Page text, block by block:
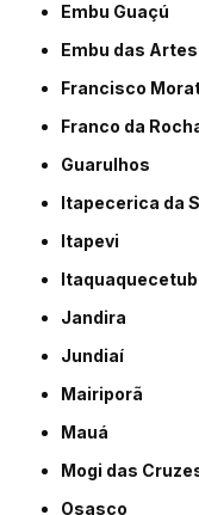
Embu Guaçú
Embu das Artes
Francisco
Franco da
Guarulhos
Itapecerica da
Itapevi
Jandira
Jundiaí
Mairiporã
Mauá
Mogi das
Osasco